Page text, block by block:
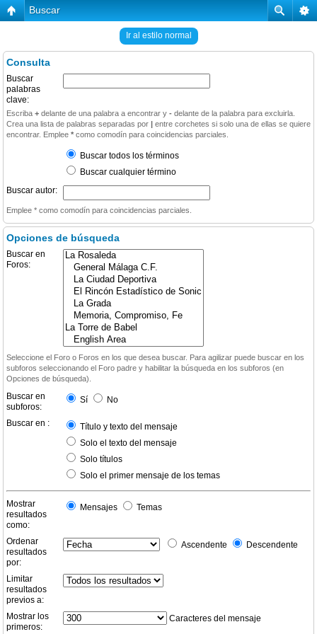
Buscar
Ir al estilo normal
Consulta
Buscar
palabras
clave:
Escriba + delante de una palabra a encontrar y - delante de la palabra para excluirla.
Crea una lista de palabras separadas por | entre corchetes si solo una de ellas se quiere
encontrar. Emplee * como comodín para coincidencias parciales.
Buscar todos los términos
Buscar cualquier término
Buscar autor:
Emplee * como comodín para coincidencias parciales.
Opciones de búsqueda
Buscar en
Foros:
Seleccione el Foro o Foros en los que desea buscar. Para agilizar puede buscar en los
subforos seleccionando el Foro padre y habilitar la búsqueda en los subforos (en
Opciones de búsqueda).
Buscar en
subforos:
Sí No
Buscar en :
Título y texto del mensaje
Solo el texto del mensaje
Solo títulos
Solo el primer mensaje de los temas
Mostrar
resultados
como:
Mensajes Temas
Ordenar
resultados
por:
Ascendente Descendente
Limitar
resultados
previos a:
Mostrar los
primeros:
Caracteres del mensaje